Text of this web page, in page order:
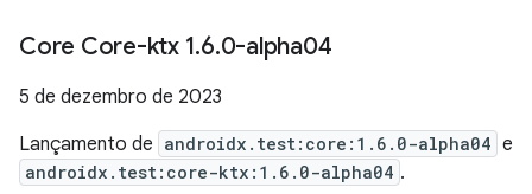
Core Core-ktx 1.6.0-alpha04
5 de dezembro de 2023
Lançamento de androidx.test:core:1.6.0-alpha04 e
androidx.test:core-ktx:1.6.0-alpha04 .